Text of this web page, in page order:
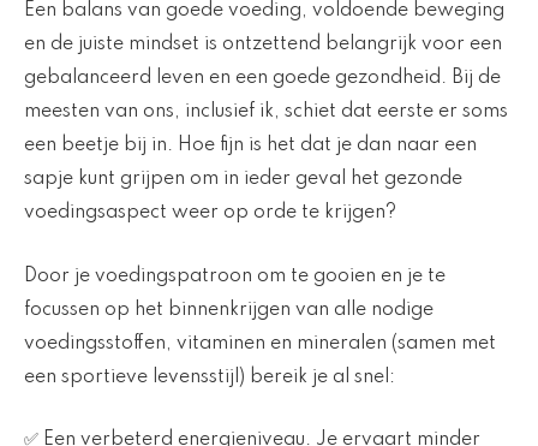
Een balans van goede voeding, voldoende beweging
en de juiste mindset is ontzettend belangrijk voor een
gebalanceerd leven en een goede gezondheid. Bij de
meesten van ons, inclusief ik, schiet dat eerste er soms
een beetje bij in. Hoe fijn is het dat je dan naar een
sapje kunt grijpen om in ieder geval het gezonde
voedingsaspect weer op orde te krijgen?
Door je voedingspatroon om te gooien en je te
focussen op het binnenkrijgen van alle nodige
voedingsstoffen, vitaminen en mineralen (samen met
een sportieve levensstijl) bereik je al snel:
✅ Een verbeterd energieniveau. Je ervaart minder